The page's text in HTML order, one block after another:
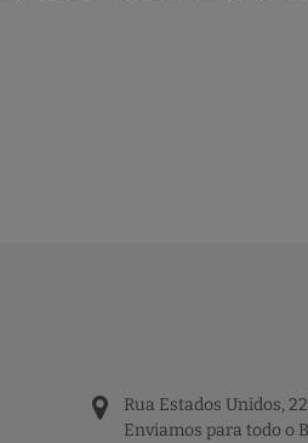
Rua Estados Unidos,
Enviamos para todo o